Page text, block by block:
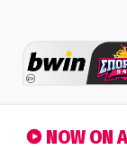
NOW ON